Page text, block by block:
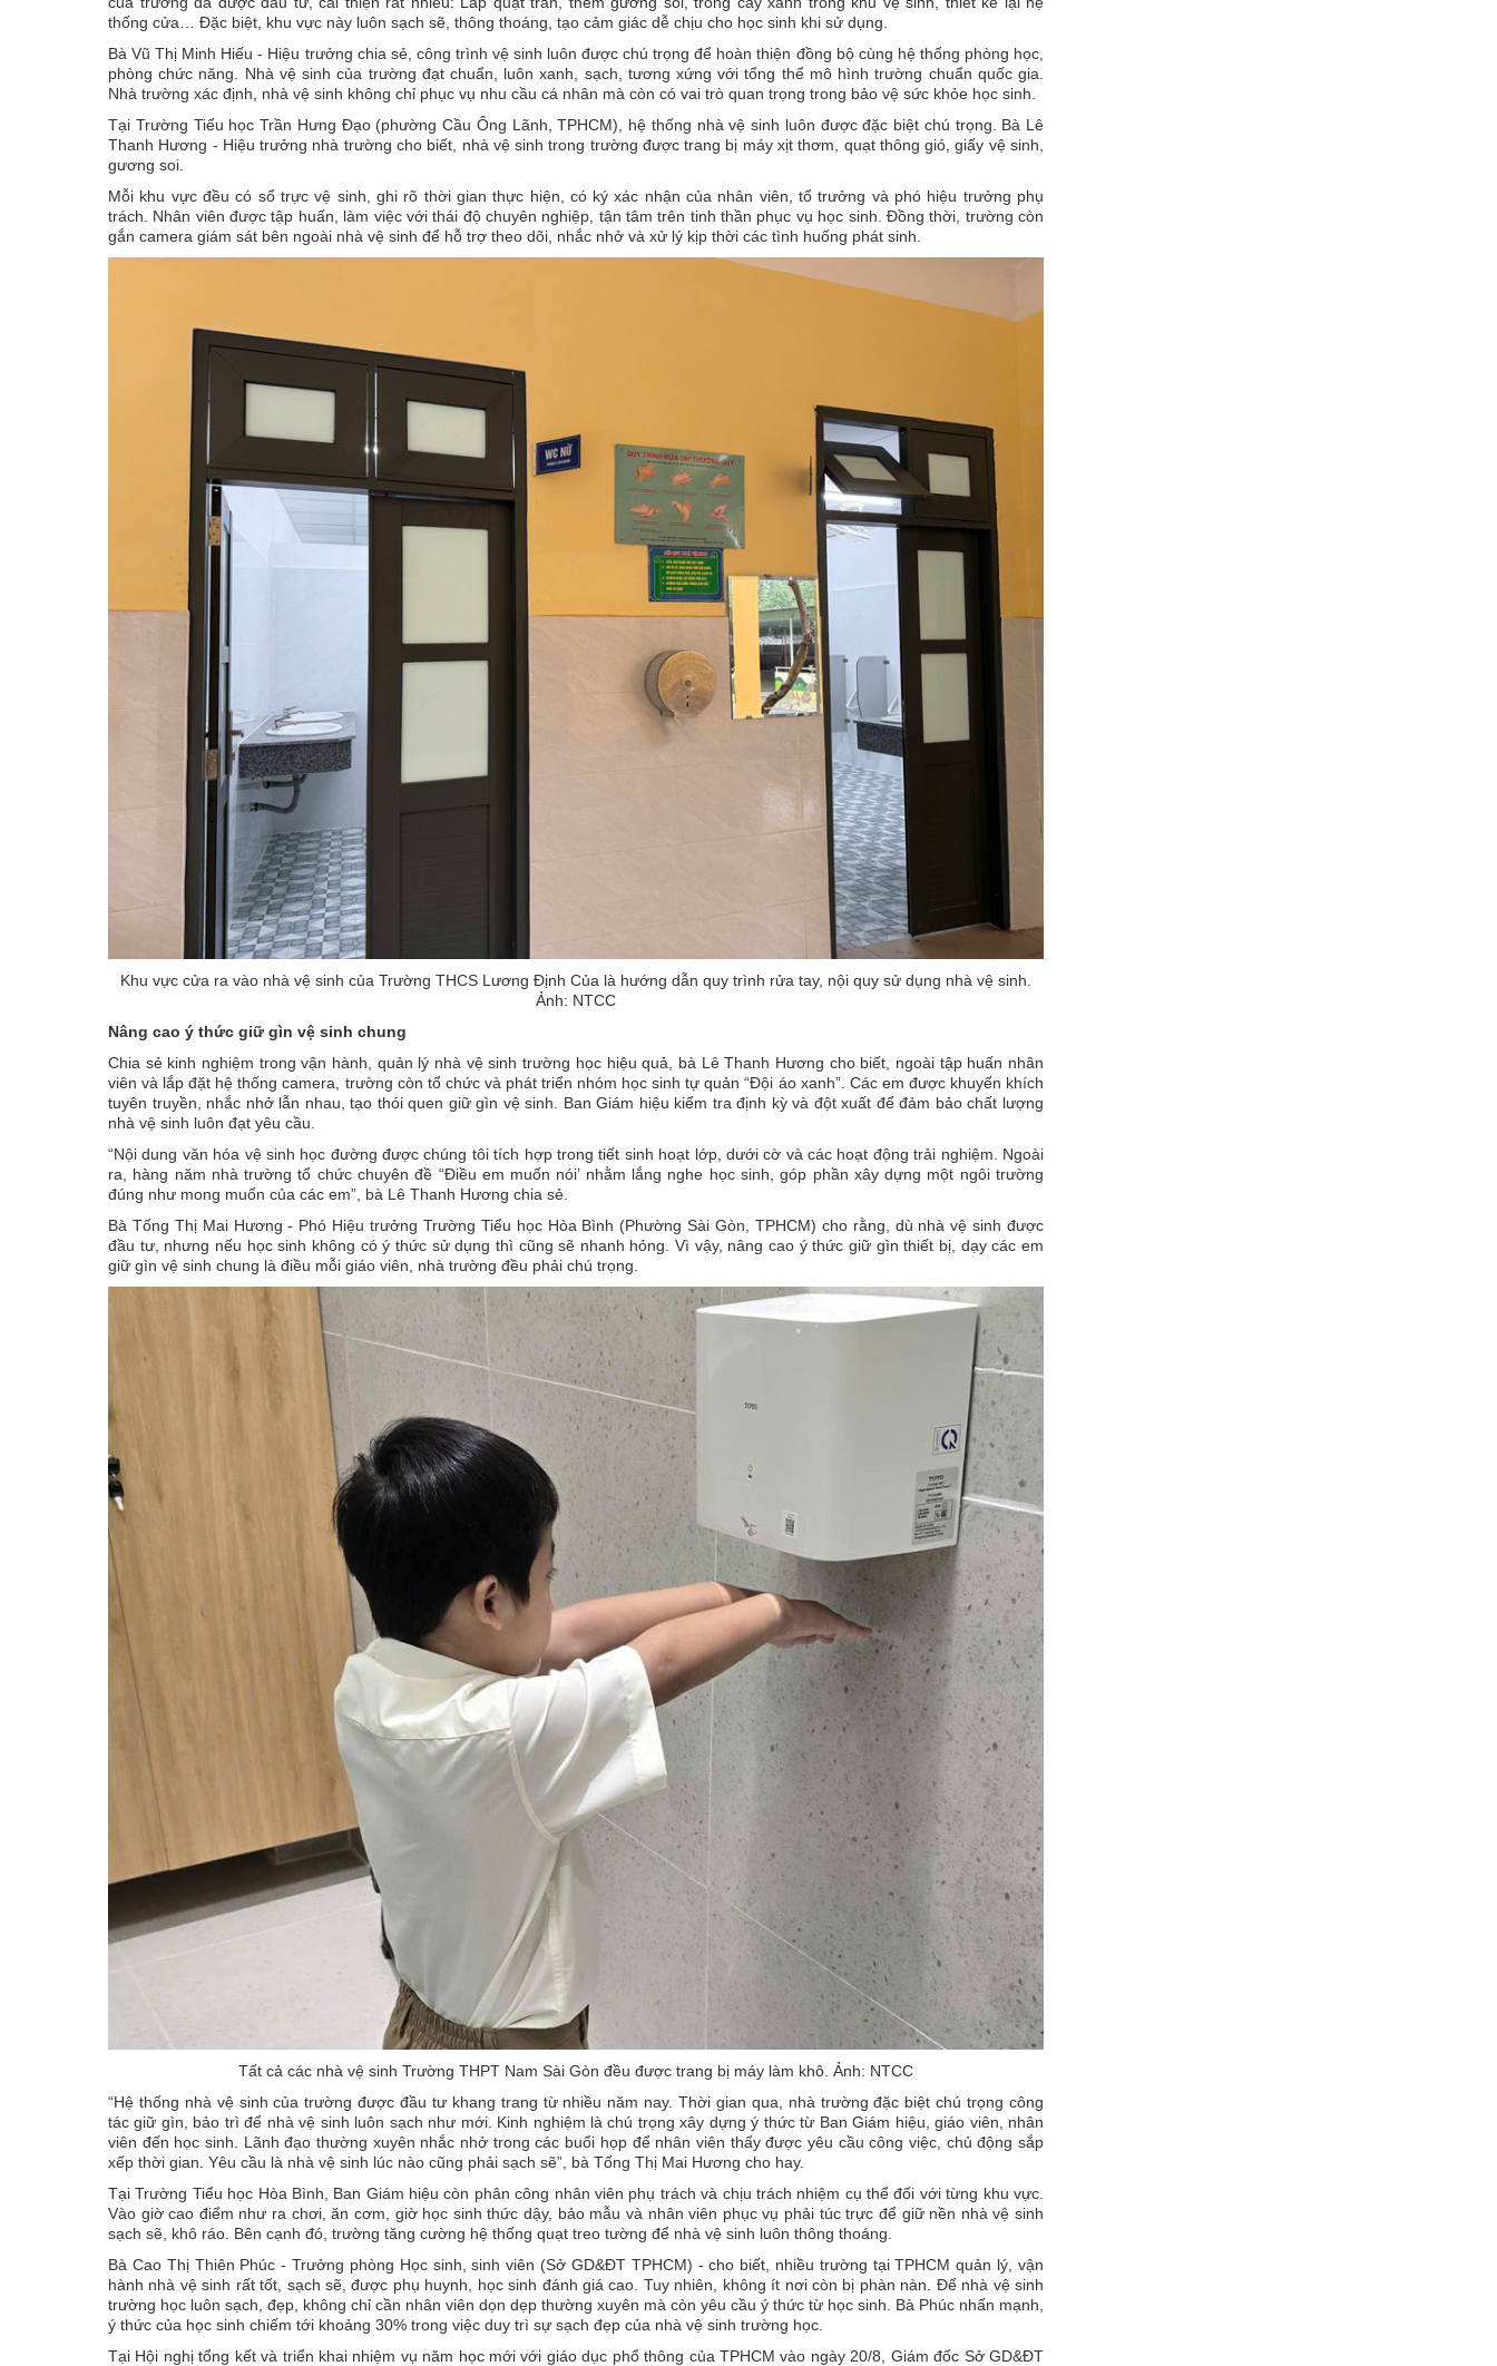
thống cửa… Đặc biệt, khu vực này luôn sạch sẽ, thông thoáng, tạo cảm giác dễ chịu cho học sinh khi sử dụng.
Bà Vũ Thị Minh Hiếu - Hiệu trưởng chia sẻ, công trình vệ sinh luôn được chú trọng để hoàn thiện đồng bộ cùng hệ thống phòng học,
phòng chức năng. Nhà vệ sinh của trường đạt chuẩn, luôn xanh, sạch, tương xứng với tổng thể mô hình trường chuẩn quốc gia.
Nhà trường xác định, nhà vệ sinh không chỉ phục vụ nhu cầu cá nhân mà còn có vai trò quan trọng trong bảo vệ sức khỏe học sinh.
Tại Trường Tiểu học Trần Hưng Đạo (phường Cầu Ông Lãnh, TPHCM), hệ thống nhà vệ sinh luôn được đặc biệt chú trọng. Bà Lê
Thanh Hương - Hiệu trưởng nhà trường cho biết, nhà vệ sinh trong trường được trang bị máy xịt thơm, quạt thông gió, giấy vệ sinh,
gương soi.
Mỗi khu vực đều có sổ trực vệ sinh, ghi rõ thời gian thực hiện, có ký xác nhận của nhân viên, tổ trưởng và phó hiệu trưởng phụ
trách. Nhân viên được tập huấn, làm việc với thái độ chuyên nghiệp, tận tâm trên tinh thần phục vụ học sinh. Đồng thời, trường còn
gắn camera giám sát bên ngoài nhà vệ sinh để hỗ trợ theo dõi, nhắc nhở và xử lý kịp thời các tình huống phát sinh.
Khu vực cửa ra vào nhà vệ sinh của Trường THCS Lương Định Của là hướng dẫn quy trình rửa tay, nội quy sử dụng nhà vệ sinh.
Ảnh: NTCC
Nâng cao ý thức giữ gìn vệ sinh chung
Chia sẻ kinh nghiệm trong vận hành, quản lý nhà vệ sinh trường học hiệu quả, bà Lê Thanh Hương cho biết, ngoài tập huấn nhân
viên và lắp đặt hệ thống camera, trường còn tổ chức và phát triển nhóm học sinh tự quản “Đội áo xanh”. Các em được khuyến khích
tuyên truyền, nhắc nhở lẫn nhau, tạo thói quen giữ gìn vệ sinh. Ban Giám hiệu kiểm tra định kỳ và đột xuất để đảm bảo chất lượng
nhà vệ sinh luôn đạt yêu cầu.
“Nội dung văn hóa vệ sinh học đường được chúng tôi tích hợp trong tiết sinh hoạt lớp, dưới cờ và các hoạt động trải nghiệm. Ngoài
ra, hàng năm nhà trường tổ chức chuyên đề “Điều em muốn nói’ nhằm lắng nghe học sinh, góp phần xây dựng một ngôi trường
đúng như mong muốn của các em”, bà Lê Thanh Hương chia sẻ.
Bà Tống Thị Mai Hương - Phó Hiệu trưởng Trường Tiểu học Hòa Bình (Phường Sài Gòn, TPHCM) cho rằng, dù nhà vệ sinh được
đầu tư, nhưng nếu học sinh không có ý thức sử dụng thì cũng sẽ nhanh hỏng. Vì vậy, nâng cao ý thức giữ gìn thiết bị, dạy các em
giữ gìn vệ sinh chung là điều mỗi giáo viên, nhà trường đều phải chú trọng.
Tất cả các nhà vệ sinh Trường THPT Nam Sài Gòn đều được trang bị máy làm khô. Ảnh: NTCC
“Hệ thống nhà vệ sinh của trường được đầu tư khang trang từ nhiều năm nay. Thời gian qua, nhà trường đặc biệt chú trọng công
tác giữ gìn, bảo trì để nhà vệ sinh luôn sạch như mới. Kinh nghiệm là chú trọng xây dựng ý thức từ Ban Giám hiệu, giáo viên, nhân
viên đến học sinh. Lãnh đạo thường xuyên nhắc nhở trong các buổi họp để nhân viên thấy được yêu cầu công việc, chủ động sắp
xếp thời gian. Yêu cầu là nhà vệ sinh lúc nào cũng phải sạch sẽ”, bà Tống Thị Mai Hương cho hay.
Tại Trường Tiểu học Hòa Bình, Ban Giám hiệu còn phân công nhân viên phụ trách và chịu trách nhiệm cụ thể đối với từng khu vực.
Vào giờ cao điểm như ra chơi, ăn cơm, giờ học sinh thức dậy, bảo mẫu và nhân viên phục vụ phải túc trực để giữ nền nhà vệ sinh
sạch sẽ, khô ráo. Bên cạnh đó, trường tăng cường hệ thống quạt treo tường để nhà vệ sinh luôn thông thoáng.
Bà Cao Thị Thiên Phúc - Trưởng phòng Học sinh, sinh viên (Sở GD&ĐT TPHCM) - cho biết, nhiều trường tại TPHCM quản lý, vận
hành nhà vệ sinh rất tốt, sạch sẽ, được phụ huynh, học sinh đánh giá cao. Tuy nhiên, không ít nơi còn bị phàn nàn. Để nhà vệ sinh
trường học luôn sạch, đẹp, không chỉ cần nhân viên dọn dẹp thường xuyên mà còn yêu cầu ý thức từ học sinh. Bà Phúc nhấn mạnh,
ý thức của học sinh chiếm tới khoảng 30% trong việc duy trì sự sạch đẹp của nhà vệ sinh trường học.
Tại Hội nghị tổng kết và triển khai nhiệm vụ năm học mới với giáo dục phổ thông của TPHCM vào ngày 20/8, Giám đốc Sở GD&ĐT